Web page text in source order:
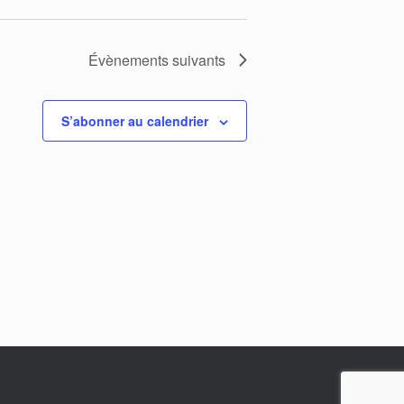
Évènementssuivants
S’abonner au calendrier